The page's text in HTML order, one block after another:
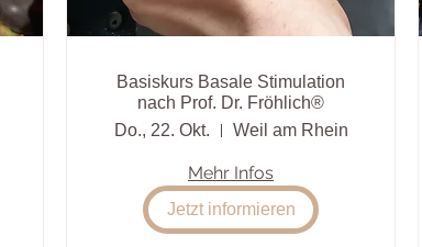
Basiskurs Basale Stimulation
nach Prof. Dr. Fröhlich®
Do., 22. Okt.
Weil am Rhein
Mehr Infos
Jetzt informieren